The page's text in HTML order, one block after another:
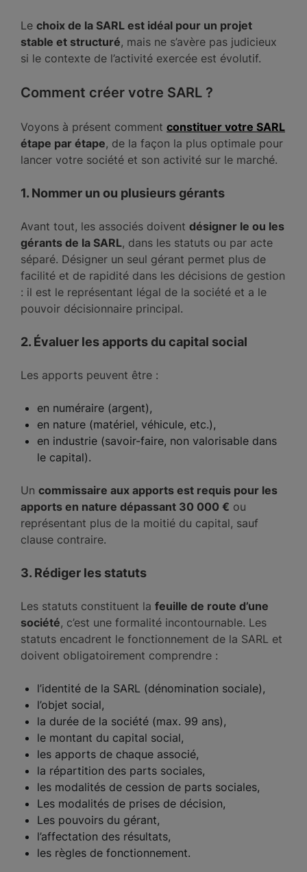
Le choix de la SARL est idéal pour un projet
stable et structuré, mais ne s’avère pas judicieux
si le contexte de l’activité exercée est évolutif.
Comment créer votre SARL ?
Voyons à présent comment constituer votre SARL
étape par étape, de la façon la plus optimale pour
lancer votre société et son activité sur le marché.
1. Nommer un ou plusieurs gérants
Avant tout, les associés doivent désigner le ou les
gérants de la SARL, dans les statuts ou par acte
séparé. Désigner un seul gérant permet plus de
facilité et de rapidité dans les décisions de gestion
: il est le représentant légal de la société et a le
pouvoir décisionnaire principal.
2. Évaluer les apports du capital social
Les apports peuvent être :
en numéraire (argent),
en nature (matériel, véhicule, etc.),
en industrie (savoir-faire, non valorisable dans
le capital).
Un commissaire aux apports est requis pour les
apports en nature dépassant 30 000 € ou
représentant plus de la moitié du capital, sauf
clause contraire.
3. Rédiger les statuts
Les statuts constituent la feuille de route d’une
société, c’est une formalité incontournable. Les
statuts encadrent le fonctionnement de la SARL et
doivent obligatoirement comprendre :
l’identité de la SARL (dénomination sociale),
l’objet social,
la durée de la société (max. 99 ans),
le montant du capital social,
les apports de chaque associé,
la répartition des parts sociales,
les modalités de cession de parts sociales,
Les modalités de prises de décision,
Les pouvoirs du gérant,
l’affectation des résultats,
les règles de fonctionnement.